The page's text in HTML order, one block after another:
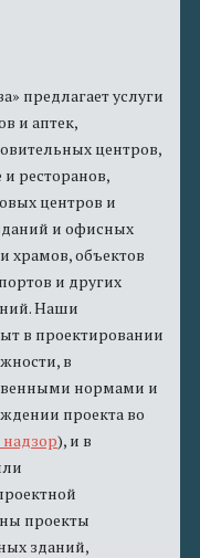
предлагает услуги
и аптек,
центров,
ресторанов,
центров и
и офисных
храмов, объектов
и других
Наши
в проектировании
в
нормами и
проекта во
), и в
проекты
зданий,